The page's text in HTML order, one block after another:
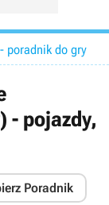
poradnik do gry
- pojazdy,
Poradnik